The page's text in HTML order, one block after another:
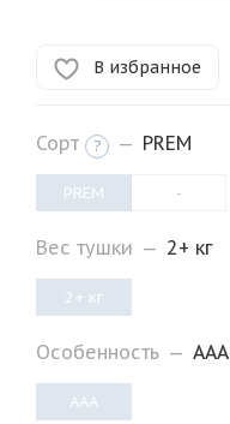
В избранное
Сорт ? — PREM
PREM -
Вес тушки — 2+ кг
2+ кг
Особенность — AAA
AAA